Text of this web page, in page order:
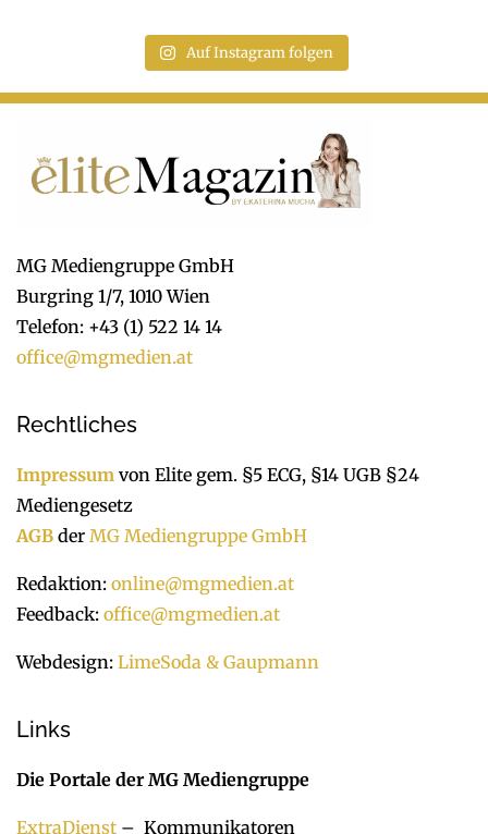
Auf Instagram folgen
MG Mediengruppe GmbH
Burgring 1/7, 1010 Wien
Telefon: +43 (1) 522 14 14
office@mgmedien.at
Rechtliches
Impressum von Elite gem. §5 ECG, §14 UGB §24
Mediengesetz
AGB der MG Mediengruppe GmbH
Redaktion: online@mgmedien.at
Feedback: office@mgmedien.at
Webdesign: LimeSoda & Gaupmann
Links
Die Portale der MG Mediengruppe
ExtraDienst – Kommunikatoren